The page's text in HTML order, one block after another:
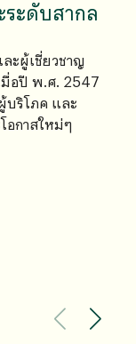
ะดับสากล
ะผู้เชี่ยวชาญ
มื่อปี พ.ศ. 2547
บริโภค และ
อกาสใหม่ๆ